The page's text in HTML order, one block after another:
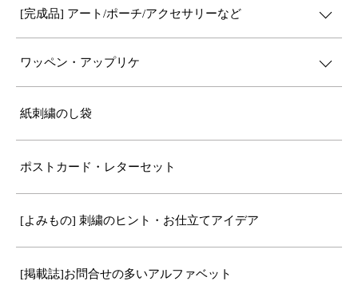
[完成品] アート/ポーチ/アクセサリーなど
ワッペン・アップリケ
紙刺繍のし袋
ポストカード・レターセット
[よみもの] 刺繍のヒント・お仕立てアイデア
[掲載誌]お問合せの多いアルファベット